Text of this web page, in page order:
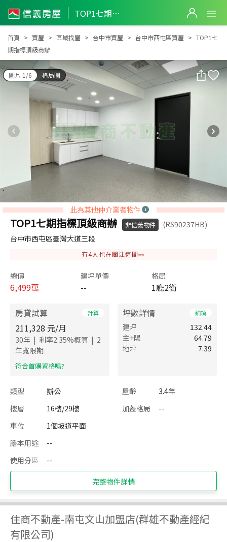
TOP1七期指標頂級商辦
TOP1七期指標頂級商辦
首頁 買屋 區域找屋 台中市買屋 台中市西屯區買屋
TOP1七
期指標頂級商辦
圖片 1/6 格局圖
此為其他仲介業者物件
TOP1七期指標頂級商辦 非信義物件
(RS90237HB)
台中市西屯區臺灣大道三段
有4人也在關注這間👀
總價
6,499萬
建坪單價
--
格局
1廳2衛
房貸試算 計算
211,328 元/月
30年 | 利率2.35%概算 | 2
年寬限期
​符合首購資格嗎?
坪數詳情 細項
建坪
132.44
主+陽
64.79
地坪
7.39
類型 辦公 屋齡
3.4年
樓層
16樓/29樓 加蓋格局
--
車位
1個坡道平面
謄本用途
--
使用分區
--
完整物件詳情
住商不動產-南屯文山加盟店(群雄不動產經紀
有限公司)